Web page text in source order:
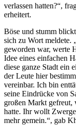
verlassen hatten?“,
erheitert.
Böse und stumm
sich zu Wort meldete.
geworden war, werte
Idee eines einfachen
diese ganze Stadt ein
der Leute hier
vereinbar. Ich bin
seine Eindrücke von
großen Markt gefreut,
hatte. Ihr wollt
mehr gemein.“, gab